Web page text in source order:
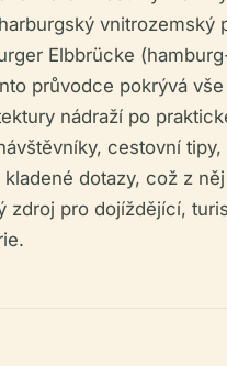
vnitrozemský
Elbbrücke
průvodce pokrývá vše
nádraží po
cestovní tipy,
dotazy, což z
zdroj pro dojíždějící,